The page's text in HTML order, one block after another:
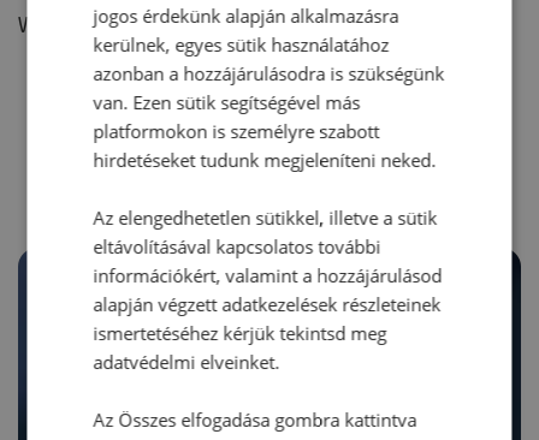
Vélemény írásához, kérjük,jelentkezz be!
RECEPTAJÁNLÓ
jogos érdekünk alapján alkalmazásra
kerülnek, egyes sütik használatához
azonban a hozzájárulásodra is szükségünk
van. Ezen sütik segítségével más
platformokon is személyre szabott
hirdetéseket tudunk megjeleníteni neked.
Az elengedhetetlen sütikkel, illetve a sütik
eltávolításával kapcsolatos további
információkért, valamint a hozzájárulásod
alapján végzett adatkezelések részleteinek
ismertetéséhez kérjük tekintsd meg
adatvédelmi elveinket.
Az Összes elfogadása gombra kattintva